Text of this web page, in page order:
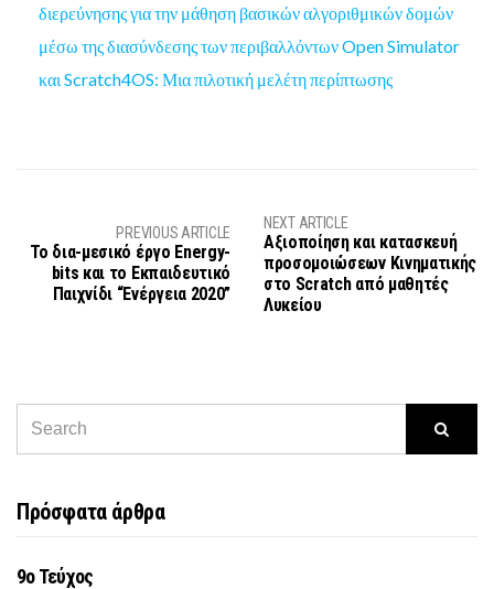
διερεύνησης για την μάθηση βασικών αλγοριθμικών δομών
μέσω της διασύνδεσης των περιβαλλόντων Open Simulator
και Scratch4OS: Μια πιλοτική μελέτη περίπτωσης
PREVIOUS ARTICLE
Το δια-μεσικό έργο Energy-
bits και το Εκπαιδευτικό
Παιχνίδι “Ενέργεια 2020”
NEXT ARTICLE
Αξιοποίηση και κατασκευή
προσομοιώσεων Κινηματικής
στο Scratch από μαθητές
Λυκείου
Πρόσφατα άρθρα
9o Τεύχος